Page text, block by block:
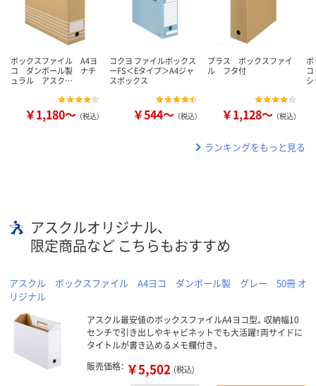
ボックスファイル A4ヨ
コ ダンボール製 ナチ
ュラル アスク…
￥1,180～ （税込）
コクヨ ファイルボックス
ーFS＜Eタイプ＞A4ジャ
スボックス
￥544～ （税込）
プラス ボックスファイ
ル フタ付
￥1,128～ （税込）
ランキングをもっと見る
アスクルオリジナル、
限定商品など こちらもおすすめ
アスクル ボックスファイル A4ヨコ ダンボール製 グレー 50冊 オ
リジナル
アスクル最安値のボックスファイルA4ヨコ型。収納幅10
センチで引き出しやキャビネットでも大活躍！両サイドに
タイトルが書き込めるメモ欄付き。
販売価格： ￥5,502 (税込)